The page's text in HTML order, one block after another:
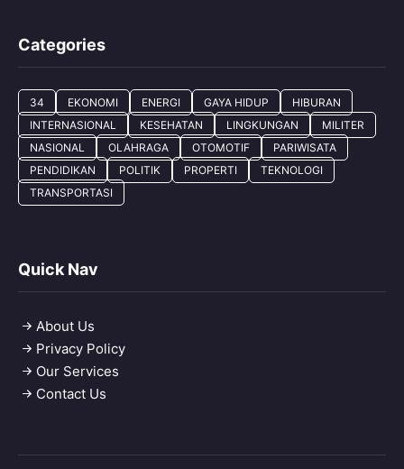
Categories
34 EKONOMI ENERGI GAYA HIDUP
HIBURAN
INTERNASIONAL
KESEHATAN LINGKUNGAN
MILITER
NASIONAL
OLAHRAGA OTOMOTIF
PARIWISATA
PENDIDIKAN
POLITIK PROPERTI
TEKNOLOGI
TRANSPORTASI
Quick Nav
About Us
Privacy Policy
Our Services
Contact Us